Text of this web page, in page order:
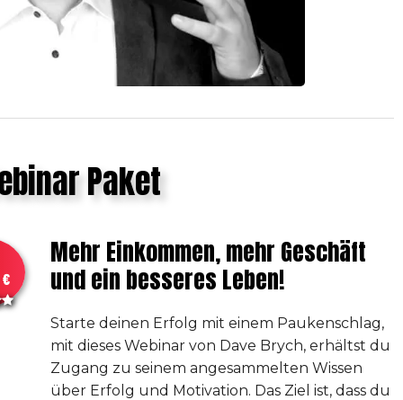
Paket
Mehr Einkommen, mehr Geschäft
und ein besseres Leben!
Starte deinen Erfolg mit einem Paukenschlag,
mit dieses Webinar von Dave Brych, erhältst du
Zugang zu seinem angesammelten Wissen
über Erfolg und Motivation. Das Ziel ist, dass du